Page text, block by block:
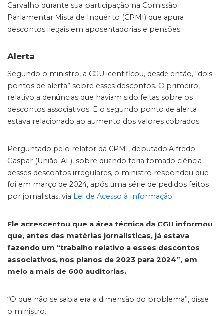
Carvalho durante sua participação na Comissão
Parlamentar Mista de Inquérito (CPMI) que apura
descontos ilegais em aposentadorias e pensões.
Alerta
Segundo o ministro, a CGU identificou, desde então, “dois
pontos de alerta” sobre esses descontos. O primeiro,
relativo a denúncias que haviam sido feitas sobre os
descontos associativos. E o segundo ponto de alerta
estava relacionado ao aumento dos valores cobrados.
Perguntado pelo relator da CPMI, deputado Alfredo
Gaspar (União-AL), sobre quando teria tomado ciência
desses descontos irregulares, o ministro respondeu que
foi em março de 2024, após uma série de pedidos feitos
por jornalistas, via Lei de Acesso à Informação.
Ele acrescentou que a área técnica da CGU informou
que, antes das matérias jornalísticas, já estava
fazendo um “trabalho relativo a esses descontos
associativos, nos planos de 2023 para 2024”, em
meio a mais de 600 auditorias.
“O que não se sabia era a dimensão do problema”, disse
o ministro.